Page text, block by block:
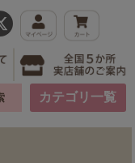
カテゴリ一覧